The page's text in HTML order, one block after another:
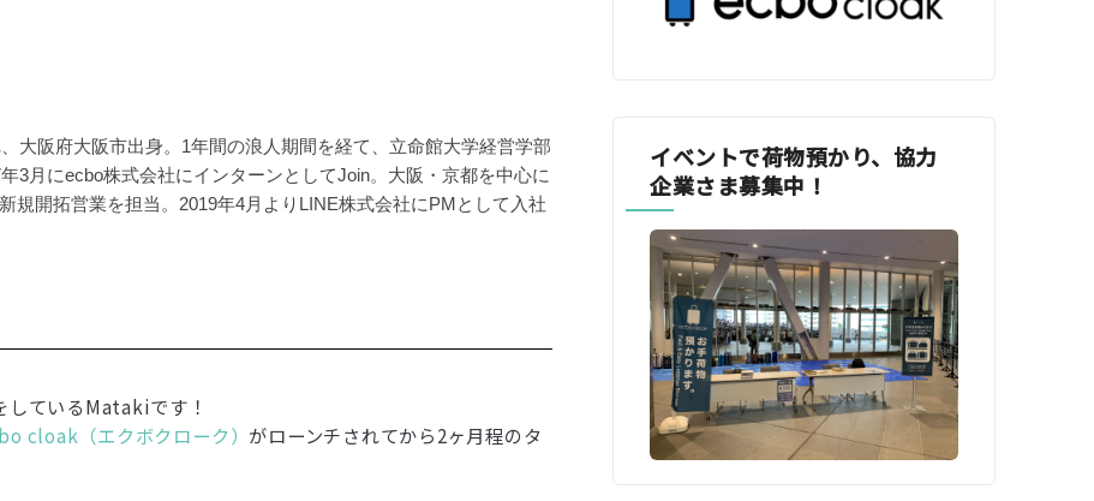
大阪府大阪市出身。1年間の浪人期間を経て、立命館大学経営学部
3月にecbo株式会社にインターンとしてJoin。大阪・京都を中心に
規開拓営業を担当。2019年4月よりLINE株式会社にPMとして入社
ているMatakiです！
cloak（エクボクローク） がローンチされてから2ヶ月程のタ
イベントで荷物預かり、協力
企業さま募集中！